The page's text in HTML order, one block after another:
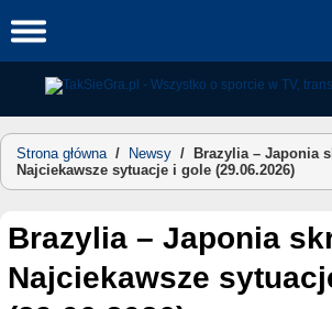
to
Strona główna/ Newsy /
Brazylia – Japonia
Najciekawsze sytuacje i gole (29.06.2026)
Brazylia – Japonia skrót meczu.
Najciekawsze